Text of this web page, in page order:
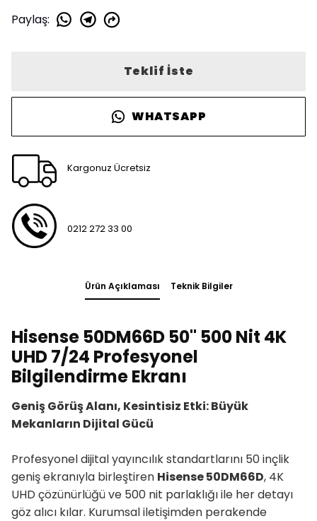
Paylaş:
Teklif İste
WHATSAPP
Kargonuz Ücretsiz
0212 272 33 00
Ürün Açıklaması Teknik Bilgiler
Hisense 50DM66D 50" 500 Nit 4K
UHD 7/24 Profesyonel
Bilgilendirme Ekranı
Geniş Görüş Alanı, Kesintisiz Etki: Büyük
Mekanların Dijital Gücü
Profesyonel dijital yayıncılık standartlarını 50 inçlik
geniş ekranıyla birleştiren Hisense 50DM66D, 4K
UHD çözünürlüğü ve 500 nit parlaklığı ile her detayı
göz alıcı kılar. Kurumsal iletişimden perakende